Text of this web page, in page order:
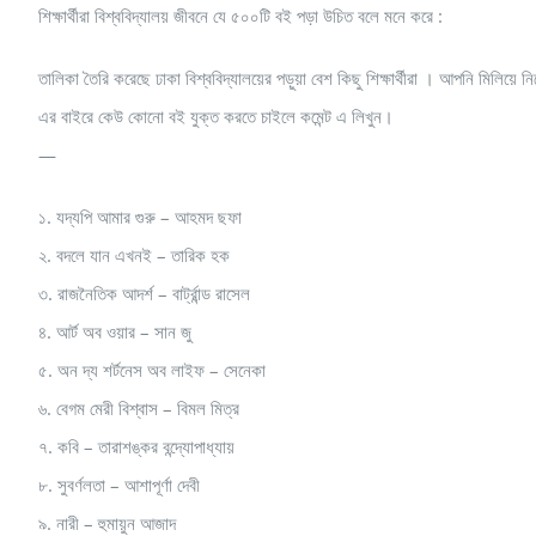
শিক্ষার্থীরা বিশ্ববিদ্যালয় জীবনে যে ৫০০টি বই পড়া উচিত বলে মনে করে :
তালিকা তৈরি করেছে ঢাকা বিশ্ববিদ্যালয়ের পড়ুয়া বেশ কিছু শিক্ষার্থীরা । আপনি মিলিয়ে
এর বাইরে কেউ কোনো বই যুক্ত করতে চাইলে কমেন্ট এ লিখুন।
—
১. যদ্যপি আমার গুরু – আহমদ ছফা
২. বদলে যান এখনই – তারিক হক
৩. রাজনৈতিক আদর্শ – বার্ট্রান্ড রাসেল
৪. আর্ট অব ওয়ার – সান জু
৫. অন দ্য শর্টনেস অব লাইফ – সেনেকা
৬. বেগম মেরী বিশ্বাস – বিমল মিত্র
৭. কবি – তারাশঙ্কর বন্দ্যোপাধ্যায়
৮. সুবর্ণলতা – আশাপূর্ণা দেবী
৯. নারী – হুমায়ুন আজাদ